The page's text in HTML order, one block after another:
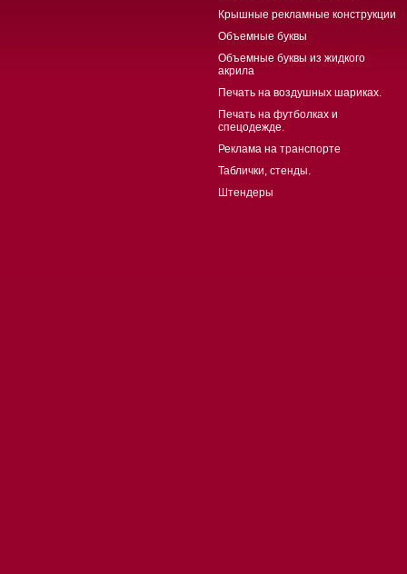
Крышные рекламные конструкции
Объемные буквы
Объемные буквы из жидкого
акрила
Печать на воздушных шариках.
Печать на футболках и
спецодежде.
Реклама на транспорте
Таблички, стенды.
Штендеры